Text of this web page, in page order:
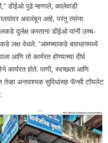
डीईओ पुढे म्हणाले, कालेवाडी
अवलंबून आहे, परंतु त्यांना
दुर्लक्ष करताना डीईओ यांनी उच्च-
लक्ष वेधले. “आमच्याकडे बावधानमध्ये
तो कार्यरत होण्याच्या दीर्घ
कार्यरत होते. पाणी, स्वच्छता आणि
तेव्हा अनावश्यक सुविधांसह फॅन्सी टॉयलेट